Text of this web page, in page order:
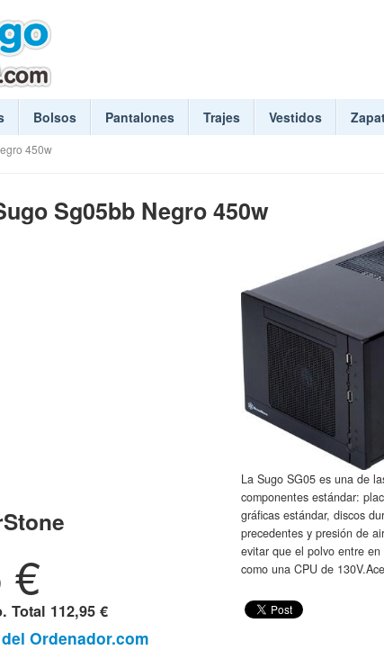
Bolsos Pantalones Trajes Vestidos
450w
Sg05bb Negro 450w
€
Total 112,95 €
Ordenador.com
La Sugo SG05 es una de
componentes estándar:
gráficas estándar, discos
precedentes y presión de
evitar que el polvo entre
como una CPU de